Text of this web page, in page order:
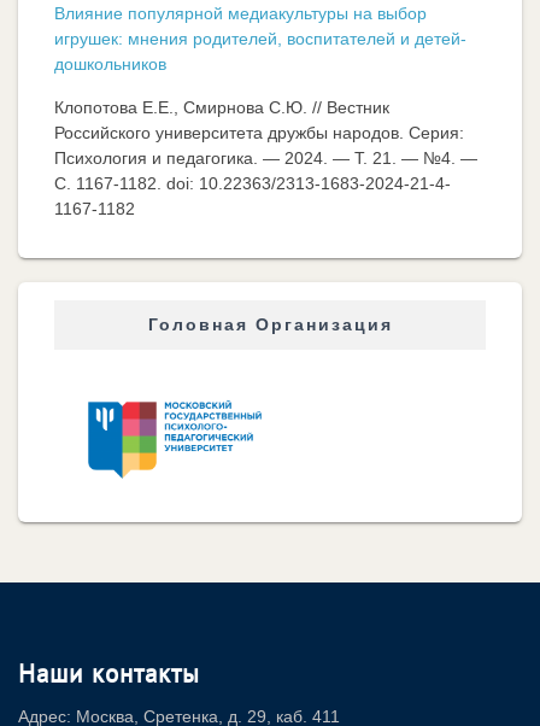
Влияние популярной медиакультуры на выбор
игрушек: мнения родителей, воспитателей и детей-
дошкольников
Клопотова Е.Е., Смирнова С.Ю. // Вестник
Российского университета дружбы народов. Серия:
Психология и педагогика. — 2024. — Т. 21. — №4. —
C. 1167-1182. doi: 10.22363/2313-1683-2024-21-4-
1167-1182
Головная Организация
Наши контакты
Адрес: Москва, Сретенка, д. 29, каб. 411